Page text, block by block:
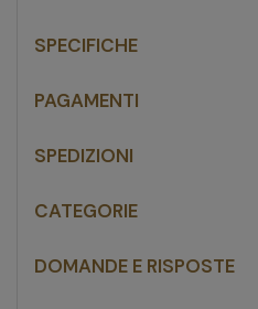
SPECIFICHE
PAGAMENTI
SPEDIZIONI
CATEGORIE
DOMANDE E RISPOSTE